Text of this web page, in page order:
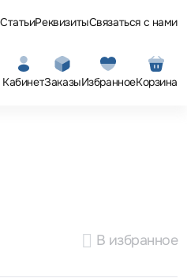
СтатьиРеквизитыСвязаться с нами
КабинетЗаказыИзбранноеКорзина
В избранное